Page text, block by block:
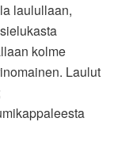
laulullaan,
kolme
Laulut